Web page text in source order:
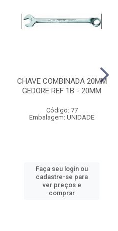
CHAVE COMBINADA 20MM
GEDORE REF 1B - 20MM
Código: 77
Embalagem: UNIDADE
Faça seu login ou
cadastre-se para
ver preços e
comprar